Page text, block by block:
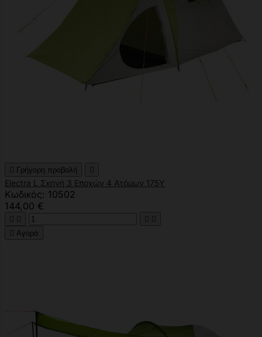
 Γρήγορη προβολή 
Electra L Σκηνή 3 Εποχών 4 Ατόμων 175Υ
Κωδικός: 10502
144,00 €
   
 Αγορά